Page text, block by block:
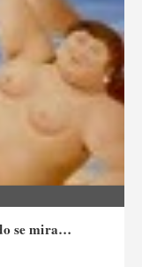
se mira…